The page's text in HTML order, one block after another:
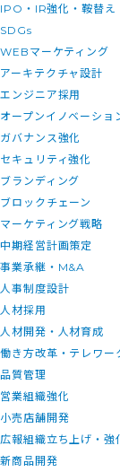
IPO・IR強化・鞍替え
SDGs
WEBマーケティング
アーキテクチャ設計
エンジニア採用
オープンイノベーショ
ガバナンス強化
セキュリティ強化
ブランディング
ブロックチェーン
マーケティング戦略
中期経営計画策定
事業承継・M&A
人事制度設計
人材採用
人材開発・人材育成
働き方改革・テレワー
品質管理
営業組織強化
小売店舗開発
広報組織立ち上げ・強
新商品開発